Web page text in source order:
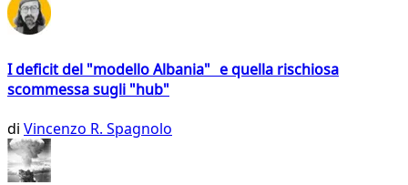
I deficit del "modello Albania" e quella rischiosa
scommessa sugli "hub"
di Vincenzo R. Spagnolo